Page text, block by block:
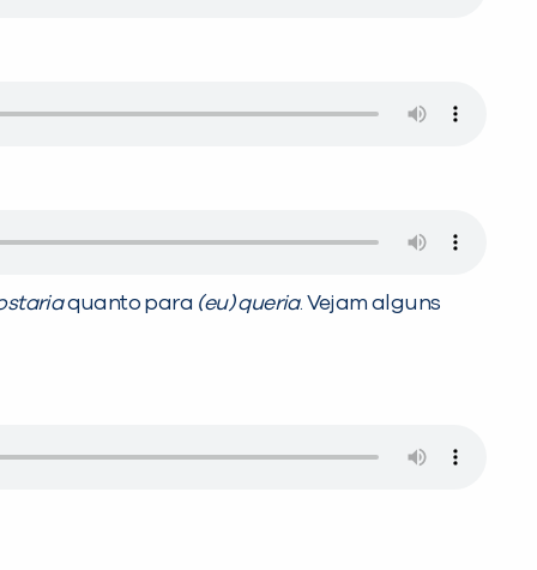
quanto para (eu) queria. Vejam alguns